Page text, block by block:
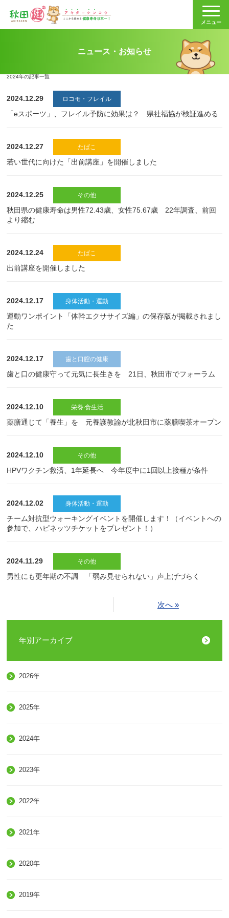
メニュー
ニュース・お知らせ
2024年の記事一覧
2024.12.29 ロコモ・フレイル
「eスポーツ」、フレイル予防に効果は？ 県社福協が検証進める
2024.12.27 たばこ
若い世代に向けた「出前講座」を開催しました
2024.12.25 その他
秋田県の健康寿命は男性72.43歳、女性75.67歳 22年調査、前回
より縮む
2024.12.24 たばこ
出前講座を開催しました
2024.12.17 身体活動・運動
運動ワンポイント「体幹エクササイズ編」の保存版が掲載されまし
た
2024.12.17 歯と口腔の健康
歯と口の健康守って元気に長生きを 21日、秋田市でフォーラム
2024.12.10 栄養‧食生活
薬膳通じて「養生」を 元養護教諭が北秋田市に薬膳喫茶オープン
2024.12.10 その他
HPVワクチン救済、1年延長へ 今年度中に1回以上接種が条件
2024.12.02 身体活動・運動
チーム対抗型ウォーキングイベントを開催します！（イベントへの
参加で、ハピネッツチケットをプレゼント！）
2024.11.29 その他
男性にも更年期の不調 「弱み見せられない」声上げづらく
次へ »
年別アーカイブ
2026年
2025年
2024年
2023年
2022年
2021年
2020年
2019年